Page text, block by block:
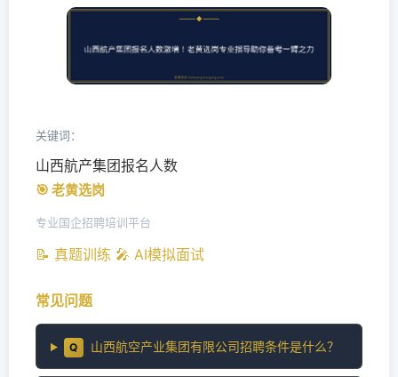
关键词：
山西航产集团报名人数
🎯 老黄选岗
专业国企招聘培训平台
📝 真题训练 🎤 AI模拟面试
常见问题
Q 山西航空产业集团有限公司招聘条件是什么？